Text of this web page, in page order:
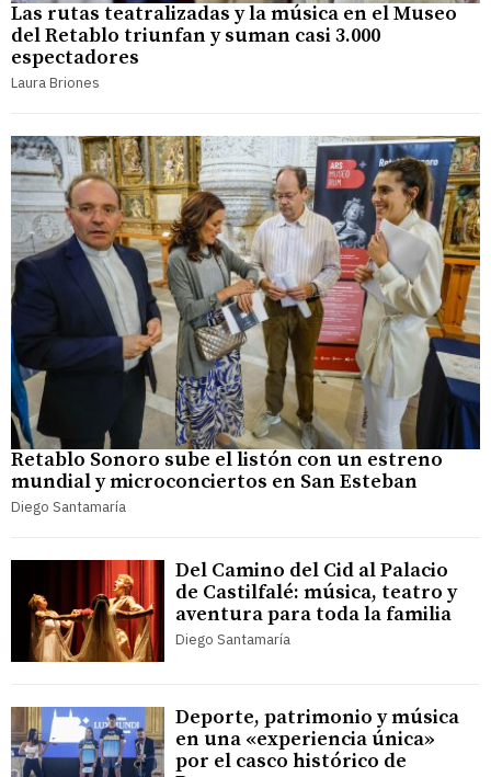
Las rutas teatralizadas y la música en el Museo
del Retablo triunfan y suman casi 3.000
espectadores
Laura Briones
Retablo Sonoro sube el listón con un estreno
mundial y microconciertos en San Esteban
Diego Santamaría
Del Camino del Cid al Palacio
de Castilfalé: música, teatro y
aventura para toda la familia
Diego Santamaría
Deporte, patrimonio y música
en una «experiencia única»
por el casco histórico de